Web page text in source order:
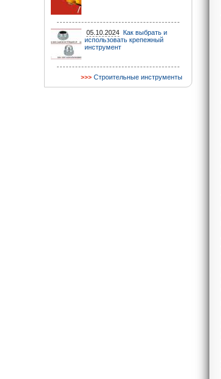
05.10.2024 Как выбрать и
использовать крепежный
инструмент
Строительные инструменты